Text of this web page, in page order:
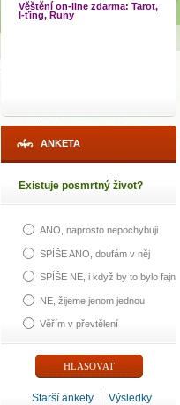
Věštění on-line zdarma: Tarot,
I-ťing, Runy
ANKETA
Existuje posmrtný život?
ANO, naprosto nepochybuji
SPÍŠE ANO, doufám v něj
SPÍŠE NE, i když by to bylo fajn
NE, žijeme jenom jednou
Věřím v převtělení
Starší ankety Výsledky